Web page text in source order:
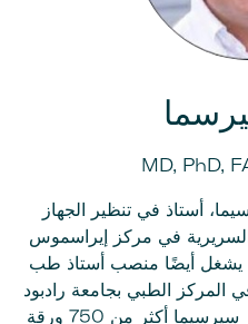
MD, PhD,
أستاذ في تنظير الجهاز
في مركز إيراسموس
يشغل أيضًا منصب أستاذ طب
المركز الطبي بجامعة رادبود
في نيميغن، هولندا. نشر الدكتور سيرسيما أكثر من 750 ورقة